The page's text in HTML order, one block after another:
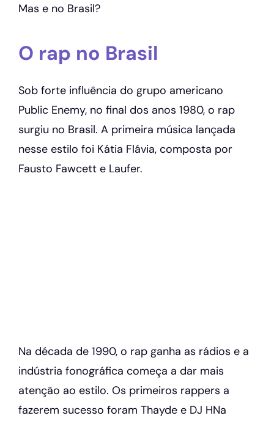
Mas e no Brasil?
O rap no Brasil
Sob forte influência do grupo americano
Public Enemy, no final dos anos 1980, o rap
surgiu no Brasil. A primeira música lançada
nesse estilo foi Kátia Flávia, composta por
Fausto Fawcett e Laufer.
Na década de 1990, o rap ganha as rádios e a
indústria fonográfica começa a dar mais
atenção ao estilo. Os primeiros rappers a
fazerem sucesso foram Thayde e DJ HNa